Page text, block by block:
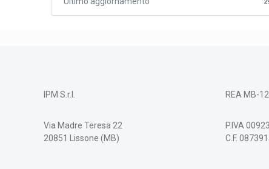
IPM S.r.l.
Via Madre Teresa 22
20851 Lissone (MB)
REA MB-
P.IVA
C.F.